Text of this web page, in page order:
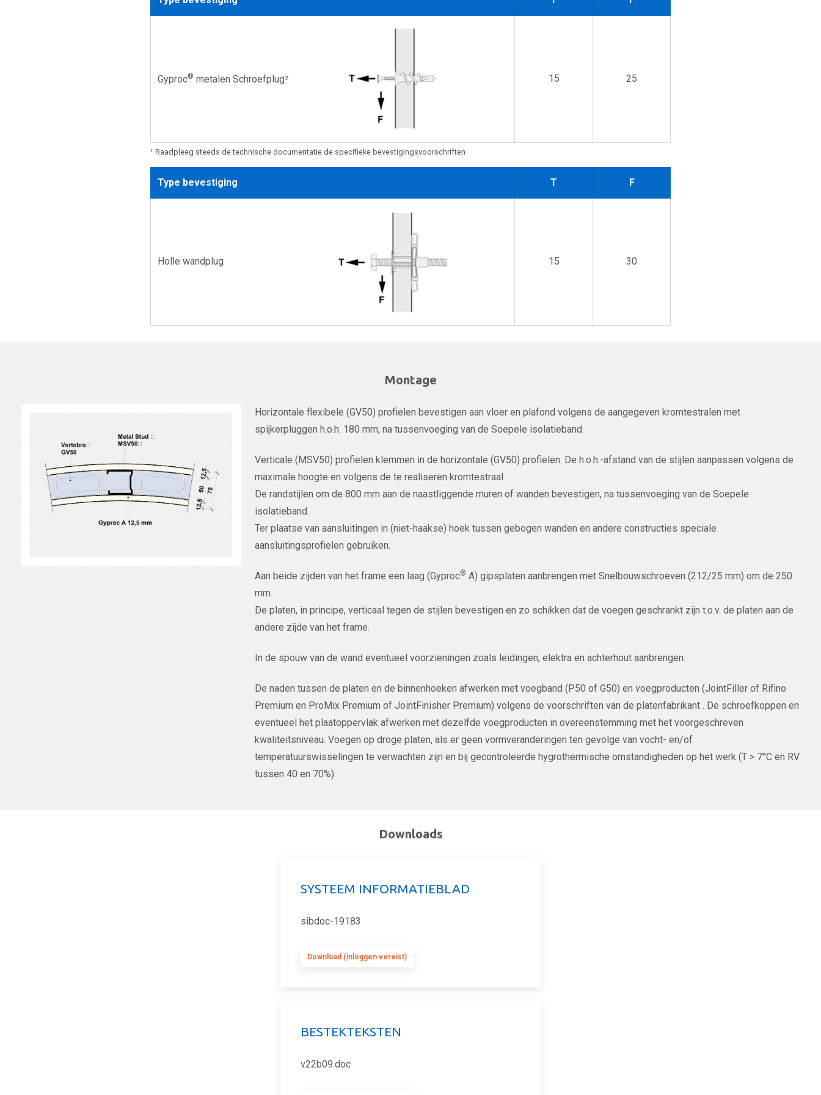
Gyproc® metalen Schroefplug² 15 25
¹ Raadpleeg steeds de technische documentatie de specifieke bevestigingsvoorschriften
Type bevestiging T F
Holle wandplug 15 30
Montage
Horizontale flexibele (GV50) profielen bevestigen aan vloer en plafond volgens de aangegeven kromtestralen met
spijkerpluggen h.o.h. 180 mm, na tussenvoeging van de Soepele isolatieband.
Verticale (MSV50) profielen klemmen in de horizontale (GV50) profielen. De h.o.h.-afstand van de stijlen aanpassen volgens de
maximale hoogte en volgens de te realiseren kromtestraal.
De randstijlen om de 800 mm aan de naastliggende muren of wanden bevestigen, na tussenvoeging van de Soepele
isolatieband.
Ter plaatse van aansluitingen in (niet-haakse) hoek tussen gebogen wanden en andere constructies speciale
aansluitingsprofielen gebruiken.
Aan beide zijden van het frame een laag (Gyproc® A) gipsplaten aanbrengen met Snelbouwschroeven (212/25 mm) om de 250
mm.
De platen, in principe, verticaal tegen de stijlen bevestigen en zo schikken dat de voegen geschrankt zijn t.o.v. de platen aan de
andere zijde van het frame.
In de spouw van de wand eventueel voorzieningen zoals leidingen, elektra en achterhout aanbrengen.
De naden tussen de platen en de binnenhoeken afwerken met voegband (P50 of G50) en voegproducten (JointFiller of Rifino
Premium en ProMix Premium of JointFinisher Premium) volgens de voorschriften van de platenfabrikant . De schroefkoppen en
eventueel het plaatoppervlak afwerken met dezelfde voegproducten in overeenstemming met het voorgeschreven
kwaliteitsniveau. Voegen op droge platen, als er geen vormveranderingen ten gevolge van vocht- en/of
temperatuurswisselingen te verwachten zijn en bij gecontroleerde hygrothermische omstandigheden op het werk (T > 7°C en RV
tussen 40 en 70%).
Downloads
SYSTEEM INFORMATIEBLAD
sibdoc-19183
Download (inloggen vereist)
BESTEKTEKSTEN
v22b09.doc